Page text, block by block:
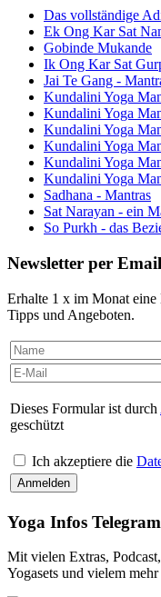
Das vollständige
Ek Ong Kar Sat
Gobinde Mukande
Ik Ong Kar Sat
Jai Te Gang -
Kundalini Yoga
Kundalini Yoga
Kundalini Yoga
Kundalini Yoga
Kundalini Yoga
Kundalini Yoga
Sadhana - Mantras
Sat Narayan - ein
So Purkh - das
Newsletter per Email
Erhalte 1 x im Monat
Tipps und Angeboten.
Dieses Formular ist durch
geschützt
Ich akzeptiere die
Yoga Infos
Mit vielen Extras,
Yogasets und vielem mehr